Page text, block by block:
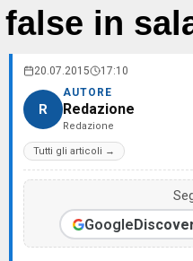
false in
20.07.2015 17:10
R
AUTORE
Redazione
Redazione
Tutti gli articoli →
Google